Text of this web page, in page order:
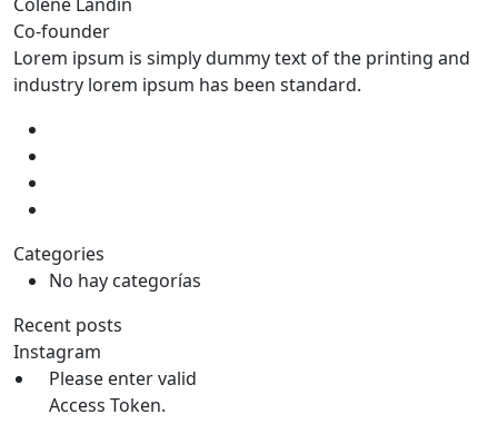
Co-founder
Lorem ipsum is simply dummy text of the printing and
industry lorem ipsum has been standard.
Categories
No hay categorías
Recent posts
Instagram
Please enter valid
Access Token.